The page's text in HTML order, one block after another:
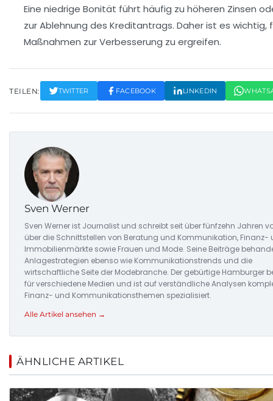
Eine niedrige Bonität führt häufig zu höheren Zinsen
zur Ablehnung des Kreditantrags. Daher ist es wichtig,
Maßnahmen zur Verbesserung zu ergreifen.
TEILEN: TWITTER FACEBOOK LINKEDIN
Sven Werner
Sven Werner ist Journalist und schreibt seit über fünfzehn Jahren
über die Schnittstellen von Beratung und Kommunikation, Finanz-
Immobilienmärkte sowie Frauen und Mode. Seine Beiträge
Anlagestrategien ebenso wie Kommunikationstrends und die
wirtschaftliche Seite der Modebranche. Der gebürtige Hamburger
für verschiedene Medien und ist auf verständliche Analysen
Finanz- und Kommunikationsthemen spezialisiert.
Alle Artikel ansehen →
ÄHNLICHE ARTIKEL